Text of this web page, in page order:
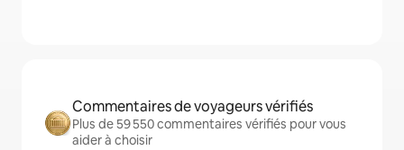
Commentaires de voyageurs vérifiés
Plus de 59 550 commentaires vérifiés pour vous
aider à choisir